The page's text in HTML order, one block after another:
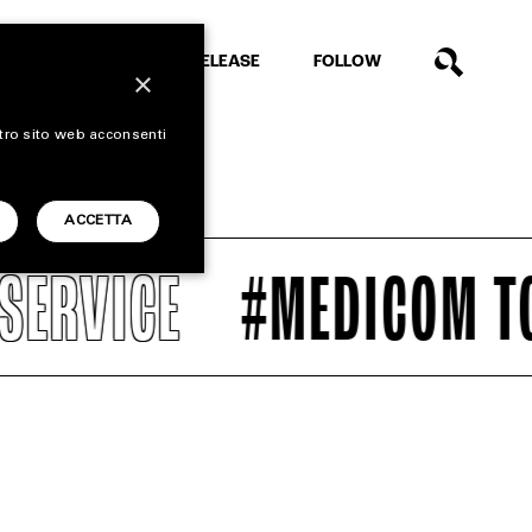
RELEASE FOLLOW
#MEDICOM TOY
×
sito web acconsenti
ACCETTA